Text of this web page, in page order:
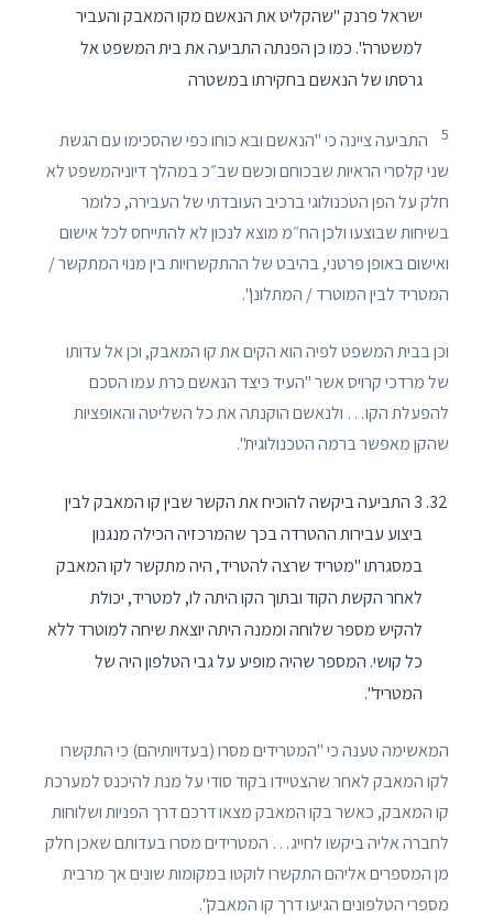
ישראל פרנק "שהקליט את הנאשם מקו המאבק והעביר
למשטרה". כמו כן הפנתה התביעה את בית המשפט אל
גרסתו של הנאשם בחקירתו במשטרה
5 התביעה ציינה כי "הנאשם ובא כוחו כפי שהסכימו עם הגשת
שני קלסרי הראיות שבכוחם וכשם שב״כ במהלך דיוניהמשפט לא
חלק על הפן הטכנולוגי ברכיב העובדתי של העבירה, כלומר
בשיחות שבוצעו ולכן הח״מ מוצא לנכון לא להתייחס לכל אישום
ואישום באופן פרטני, בהיבט של ההתקשרויות בין מנוי המתקשר /
המטריד לבין המוטרד / המתלונן".
וכן בבית המשפט לפיה הוא הקים את קו המאבק, וכן אל עדותו
של מרדכי קרויס אשר "העיד כיצד הנאשם כרת עמו הסכם
להפעלת הקו… ולנאשם הוקנתה את כל השליטה והאופציות
שהקן מאפשר ברמה הטכנולוגית".
3 התביעה ביקשה להוכיח את הקשר שבין קו המאבק לבין
ביצוע עבירות ההטרדה בכך שהמרכזיה הכילה מנגנון
במסגרתו "מטריד שרצה להטריד, היה מתקשר לקו המאבק
לאחר הקשת הקוד ובתוך הקו היתה לו, למטריד, יכולת
להקיש מספר שלוחה וממנה היתה יוצאת שיחה למוטרד ללא
כל קושי. המספר שהיה מופיע על גבי הטלפון היה של
המטריד".
המאשימה טענה כי "המטרידים מסרו (בעדויותיהם) כי התקשרו
לקו המאבק לאחר שהצטיידו בקוד סודי על מנת להיכנס למערכת
קו המאבק, כאשר בקו המאבק מצאו דרכם דרך הפניות ושלוחות
לחברה אליה ביקשו לחייג… המטרידים מסרו בעדותם שאכן חלק
מן המספרים אליהם התקשרו לוקטו במקומות שונים אך מרבית
מספרי הטלפונים הגיעו דרך קו המאבק".